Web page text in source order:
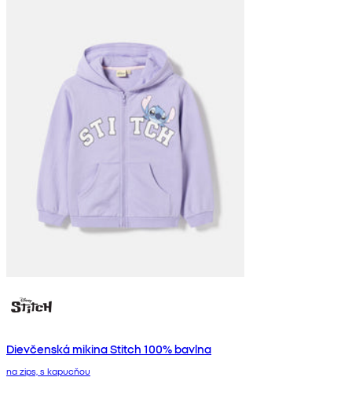
Dievčenská mikina Stitch 100% bavlna
na zips, s kapucňou